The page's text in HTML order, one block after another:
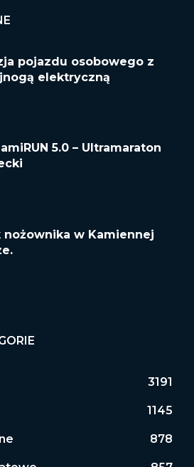
pojazdu osobowego z
elektryczną
5.0 – Ultramaraton
nożownika w Kamiennej
3191
1145
878